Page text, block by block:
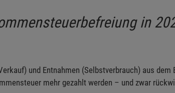
in
und Entnahmen (Selbstverbrauch) aus dem
mehr gezahlt werden – und zwar